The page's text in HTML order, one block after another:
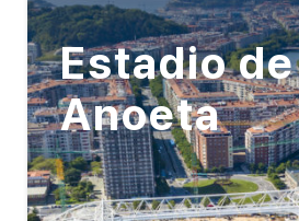
Estadio de
Anoeta